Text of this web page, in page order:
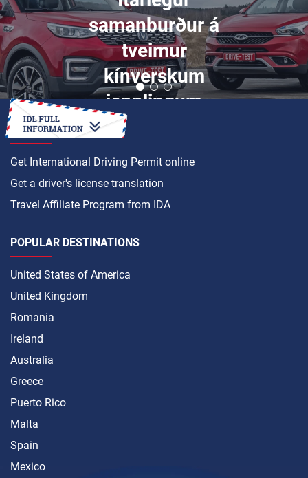
FIAT
samsteypunnar
hófst
HOW TO
Get International Driving Permit online
Get a driver's license translation
Travel Affiliate Program from IDA
POPULAR DESTINATIONS
United States of America
United Kingdom
Romania
Ireland
Australia
Greece
Puerto Rico
Malta
Spain
Mexico